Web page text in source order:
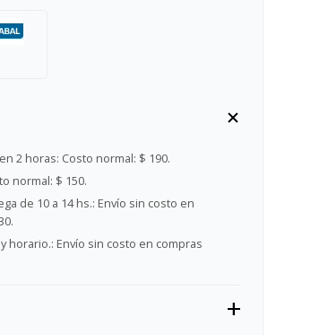
2 horas: Costo normal: $ 190.
normal: $ 150.
de 10 a 14 hs.: Envío sin costo en
horario.: Envío sin costo en compras